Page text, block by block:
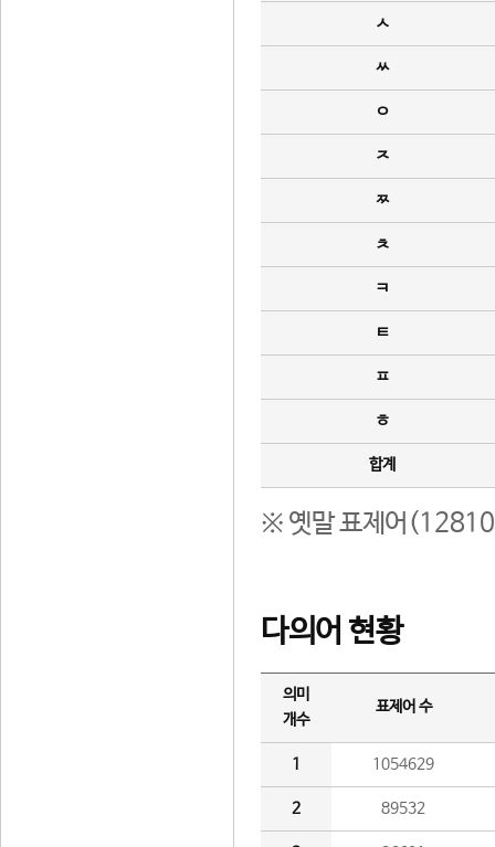
ㅅ
ㅆ
ㅇ
ㅈ
ㅉ
ㅊ
ㅋ
ㅌ
ㅍ
ㅎ
합계
※ 옛말 표제어(12810
다의어 현황
의미
개수
표제어 수
1 1054629
2 89532